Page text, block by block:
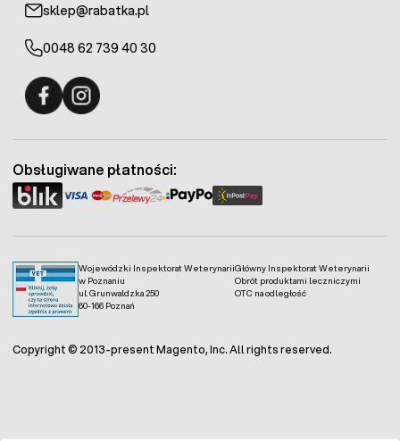
sklep@rabatka.pl
0048 62 739 40 30
Wojewódzki Inspektorat Weterynarii
w Poznaniu
ul. Grunwaldzka 250
60-166 Poznań
Główny Inspektorat Weterynarii
Obrót produktami leczniczymi
OTC na odległość
Obsługiwane płatności:
Copyright © 2013-present Magento, Inc. All rights reserved.